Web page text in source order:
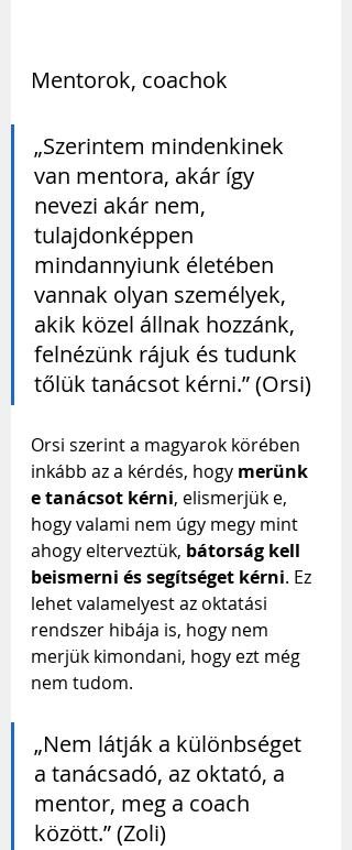
Mentorok, coachok
„Szerintem mindenkinek
van mentora, akár így
nevezi akár nem,
tulajdonképpen
mindannyiunk életében
vannak olyan személyek,
akik közel állnak hozzánk,
felnézünk rájuk és tudunk
tőlük tanácsot kérni.” (Orsi)
Orsi szerint a magyarok körében
inkább az a kérdés, hogy merünk
e tanácsot kérni, elismerjük e,
hogy valami nem úgy megy mint
ahogy elterveztük, bátorság kell
beismerni és segítséget kérni. Ez
lehet valamelyest az oktatási
rendszer hibája is, hogy nem
merjük kimondani, hogy ezt még
nem tudom.
„Nem látják a különbséget
a tanácsadó, az oktató, a
mentor, meg a coach
között.” (Zoli)